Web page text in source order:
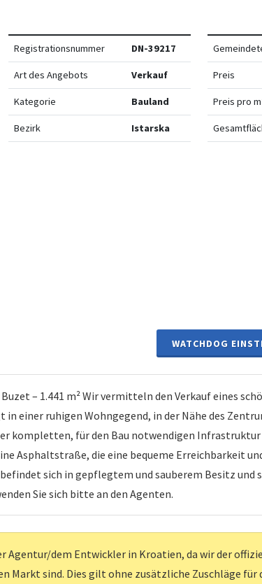
Registrationsnummer DN-39217
Art des Angebots Verkauf
Kategorie Bauland
Bezirk Istarska
Preis
Preis pro
WATCHDOG
– 1.441 m² Wir vermitteln den Verkauf eines
einer ruhigen Wohngegend, in der Nähe des
kompletten, für den Bau notwendigen Infrastruktur
Asphaltstraße, die eine bequeme Erreichbarkeit
sich in gepflegtem und sauberem Besitz und
Sie sich bitte an den Agenten.
Agentur/dem Entwickler in Kroatien, da wir der
Markt sind. Dies gilt ohne zusätzliche Zuschläge für